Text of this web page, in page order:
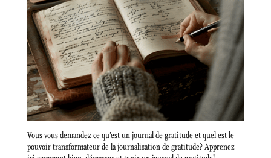
Vous vous demandez ce qu’est un journal de gratitude et quel est le
pouvoir transformateur de la journalisation de gratitude? Apprenez